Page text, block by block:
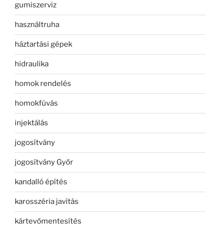
gumiszerviz
használtruha
háztartási gépek
hidraulika
homok rendelés
homokfúvás
injektálás
jogosítvány
jogosítvány Győr
kandalló építés
karosszéria javítás
kártevőmentesítés